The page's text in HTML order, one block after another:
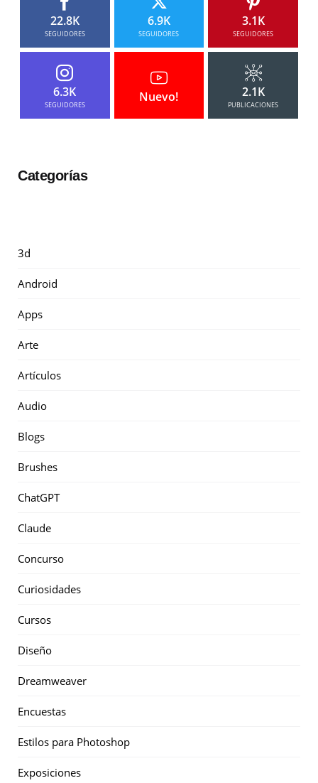
22.8K
SEGUIDORES
6.9K
SEGUIDORES
3.1K
SEGUIDORES
6.3K
SEGUIDORES
Nuevo! 2.1K
PUBLICACIONES
Categorías
3d
Android
Apps
Arte
Artículos
Audio
Blogs
Brushes
ChatGPT
Claude
Concurso
Curiosidades
Cursos
Diseño
Dreamweaver
Encuestas
Estilos para Photoshop
Exposiciones